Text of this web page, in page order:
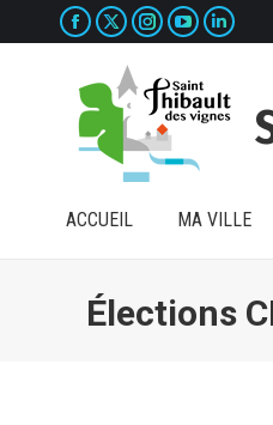
La
Facebook
s'ouvre
dans
nouvelle
La
page
X
s'ouvre
dans
nouvelle
La
Instagram
s'ouvre
dans
nouvelle
La
YouTube
s'ouvre
dans
nouvelle
La
ACCUEIL MA VILLE
Élections
ACCUEIL MA VILLE